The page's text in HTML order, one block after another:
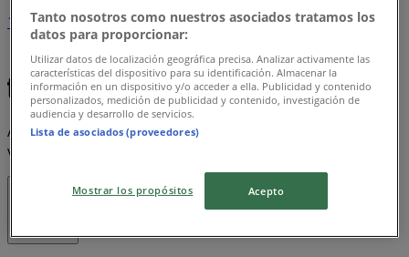
1
Xxl
Electrolux Sony New Balance Fortnite
A Tiendeo a Shopfully része - ez a technológiai vállalat
világszerte újragondolja a helyi vásárlást.
Tanto nosotros como nuestros asociados tratamos los
datos para proporcionar:
Utilizar datos de localización geográfica precisa. Analizar activamente las
características del dispositivo para su identificación. Almacenar la
información en un dispositivo y/o acceder a ella. Publicidad y contenido
personalizados, medición de publicidad y contenido, investigación de
audiencia y desarrollo de servicios.
Lista de asociados (proveedores)
Mostrar los propósitos Acepto